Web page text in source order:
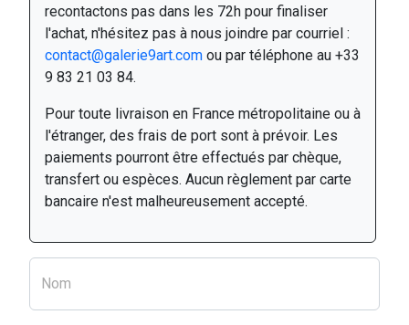
recontactons pas dans les 72h pour finaliser
l'achat, n'hésitez pas à nous joindre par courriel :
contact@galerie9art.com ou par téléphone au +33
9 83 21 03 84.
Pour toute livraison en France métropolitaine ou à
l'étranger, des frais de port sont à prévoir. Les
paiements pourront être effectués par chèque,
transfert ou espèces. Aucun règlement par carte
bancaire n'est malheureusement accepté.
Nom